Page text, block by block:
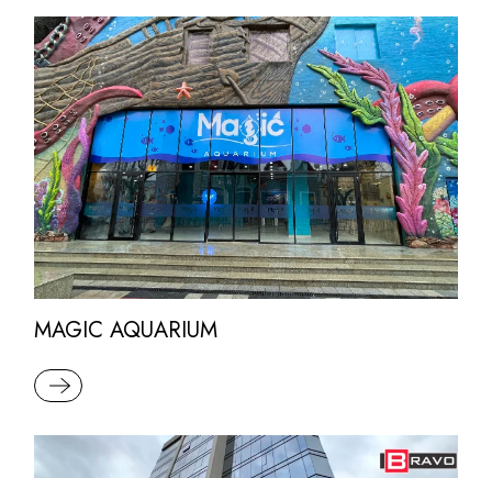
MAGIC AQUARIUM
READ MORE